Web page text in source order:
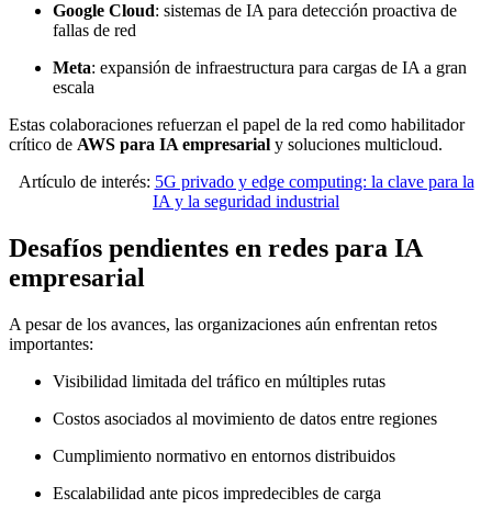
Google Cloud: sistemas de IA para detección proactiva de
fallas de red
Meta: expansión de infraestructura para cargas de IA a gran
escala
Estas colaboraciones refuerzan el papel de la red como habilitador
crítico de AWS para IA empresarial y soluciones multicloud.
Artículo de interés: 5G privado y edge computing: la clave para la
IA y la seguridad industrial
Desafíos pendientes en redes para IA
empresarial
A pesar de los avances, las organizaciones aún enfrentan retos
importantes:
Visibilidad limitada del tráfico en múltiples rutas
Costos asociados al movimiento de datos entre regiones
Cumplimiento normativo en entornos distribuidos
Escalabilidad ante picos impredecibles de carga